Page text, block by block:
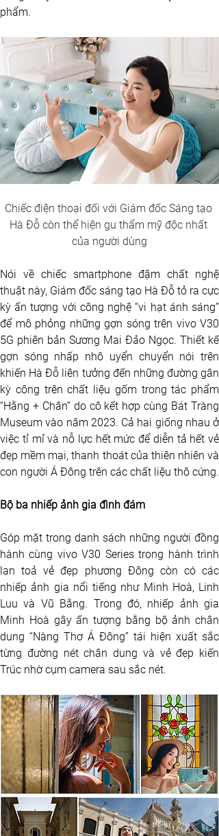
phẩm.
Chiếc điện thoại đối với Giám đốc Sáng tạo
Hà Đỗ còn thể hiện gu thẩm mỹ độc nhất
của người dùng
Nói về chiếc smartphone đậm chất nghệ
thuật này, Giám đốc sáng tạo Hà Đỗ tỏ ra cực
kỳ ấn tượng với công nghệ “vi hạt ánh sáng”
để mô phỏng những gợn sóng trên vivo V30
5G phiên bản Sương Mai Đảo Ngọc. Thiết kế
gợn sóng nhấp nhô uyển chuyển nói trên
khiến Hà Đỗ liên tưởng đến những đường gân
kỳ công trên chất liệu gốm trong tác phẩm
“Hằng + Chân” do cô kết hợp cùng Bát Tràng
Museum vào năm 2023. Cả hai giống nhau ở
việc tỉ mỉ và nỗ lực hết mức để diễn tả hết vẻ
đẹp mềm mại, thanh thoát của thiên nhiên và
con người Á Đông trên các chất liệu thô cứng.
Bộ ba nhiếp ảnh gia đình đám
Góp mặt trong danh sách những người đồng
hành cùng vivo V30 Series trong hành trình
lan toả vẻ đẹp phương Đông còn có các
nhiếp ảnh gia nổi tiếng như Minh Hoà, Linh
Luu và Vũ Bằng. Trong đó, nhiếp ảnh gia
Minh Hoà gây ấn tượng bằng bộ ảnh chân
dung “Nàng Thơ Á Đông” tái hiện xuất sắc
từng đường nét chân dung và vẻ đẹp kiến
Trúc nhờ cụm camera sau sắc nét.